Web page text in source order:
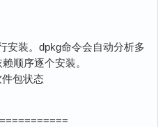
安装。dpkg命令会自动分析多
顺序逐个安装。
包状态